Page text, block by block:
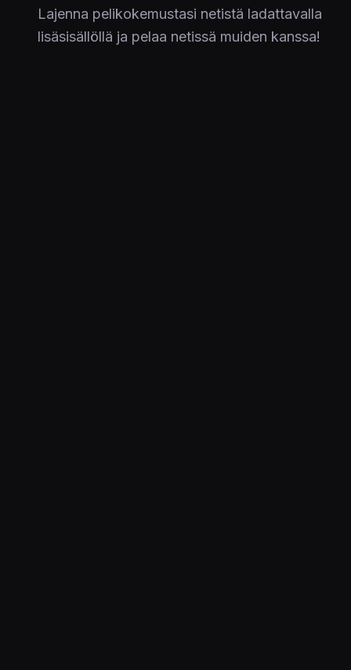
Lajenna pelikokemustasi netistä ladattavalla
lisäsisällöllä ja pelaa netissä muiden kanssa!